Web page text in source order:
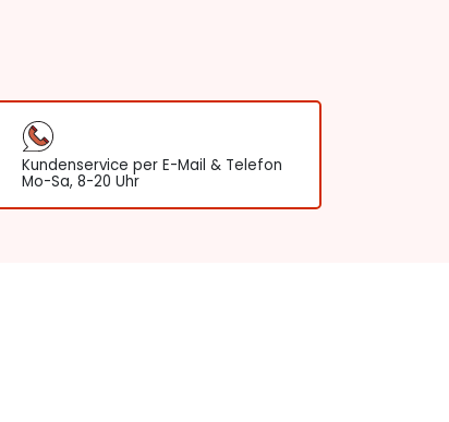
Kundenservice per E-Mail & Telefon
Mo-Sa, 8-20 Uhr